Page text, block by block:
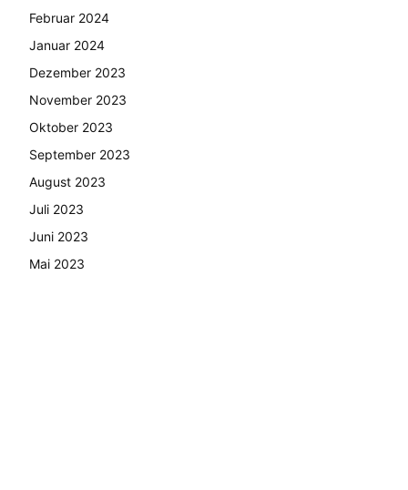
Februar 2024
Januar 2024
Dezember 2023
November 2023
Oktober 2023
September 2023
August 2023
Juli 2023
Juni 2023
Mai 2023